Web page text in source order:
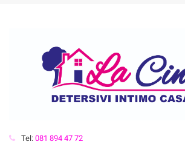
Tel: 081 894 47 72